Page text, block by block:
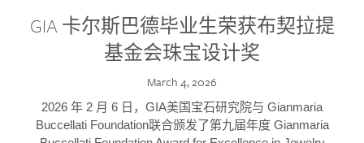
GIA 卡尔斯巴德毕业生荣获布契拉提
基金会珠宝设计奖
March 4, 2026
2026 年 2 月 6 日，GIA美国宝石研究院与 Gianmaria
Buccellati Foundation联合颁发了第九届年度 Gianmaria